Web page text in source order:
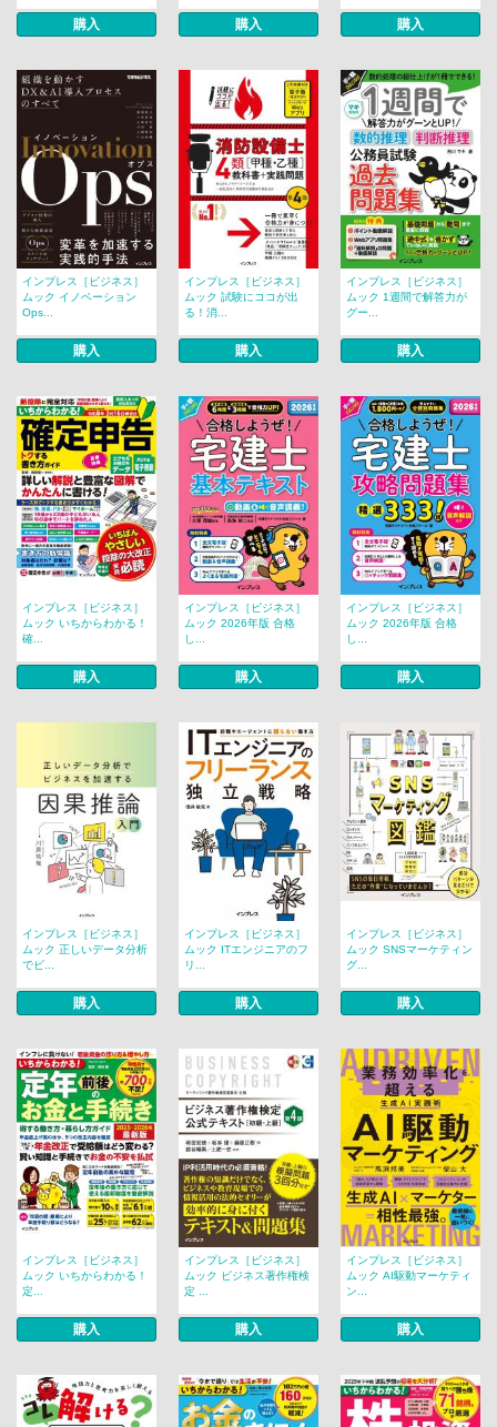
購入 購入 購入
インプレス［ビジネス］
ムック イノベーション
Ops...
購入
インプレス［ビジネス］
ムック 試験にココが出
る！消...
購入
インプレス［ビジネス］
ムック 1週間で解答力が
グー...
購入
インプレス［ビジネス］
ムック いちからわかる！
確...
購入
インプレス［ビジネス］
ムック 2026年版 合格
し...
購入
インプレス［ビジネス］
ムック 2026年版 合格
し...
購入
インプレス［ビジネス］
ムック 正しいデータ分析
でビ...
購入
インプレス［ビジネス］
ムック ITエンジニアのフ
リ...
購入
インプレス［ビジネス］
ムック SNSマーケティン
グ...
購入
インプレス［ビジネス］
ムック いちからわかる！
定...
購入
インプレス［ビジネス］
ムック ビジネス著作権検
定 ...
購入
インプレス［ビジネス］
ムック AI駆動マーケティ
ン...
購入